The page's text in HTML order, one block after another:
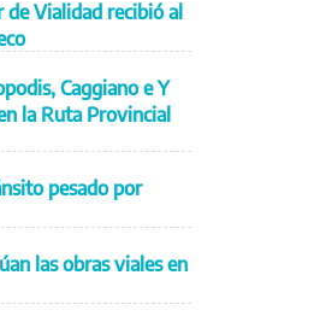
Vialidad recibió al
Caggiano e Y
la Ruta Provincial
pesado por
las obras viales en